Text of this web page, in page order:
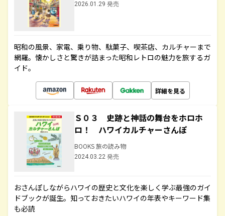
2026.01.29 発売
昭和の風景、家電、乗り物、駄菓子、喫茶店、カルチャーまで
網羅。懐かしさと驚きが詰まった昭和レトロの魅力を旅するガ
イド。
詳細を見る
Ｓ０３ 史跡と神話の舞台をホロホ
ロ！ ハワイカルチャーさんぽ
BOOKS 旅の読み物
2024.03.22 発売
おさんぽしながらハワイの歴史と文化を楽しく学ぶ最強のガイ
ドブックが誕生。知っておきたいハワイの年表やキーワード集
も必読